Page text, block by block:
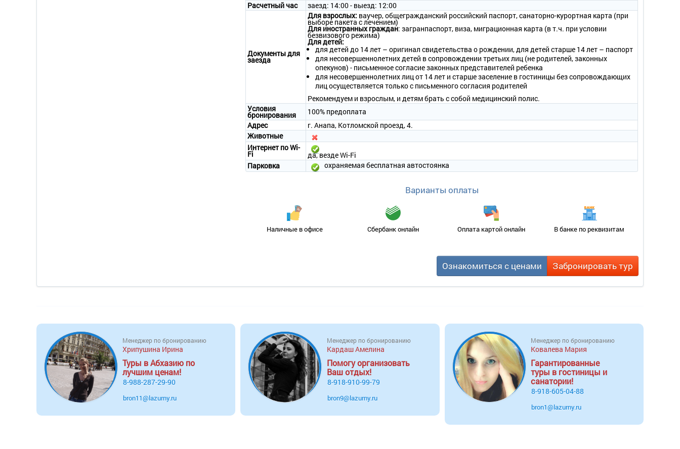
• Оборудование – сплит-система, холодильник, телевизор, сейф, набор посуды для чая.
• Покрытие пола – ламинат/плитка.
• Санузел – умывальник, зеркало, унитаз, душ, полотенца, фен.
- уборка номера – ежедневно;
- смена белья – 1 раз в 3 дня;
- смена полотенец – 1 раз в 3 дня.
2-местный 2-комнатный «Люкс»
• Количество номеров – 3.
• Количество основных мест – 2.
• Дополнительное место – 2 (раскладной диван).
• Площадь – 40 кв.м.
• Балкон – да, с мебелью и сушилкой.
• Мебель – одна двуспальная кровать, прикроватные тумбочки, раскладной диван, шкаф, столик и стулья, зеркало,
туалетный столик в комнате; сушилка, стол, стулья на балконе.
• Оборудование – сплит-система, холодильник, телевизор, сейф, чайник, набор посуды для чая.
• Покрытие пола – ламинат.
- уборка номера – ежедневно;
- смена белья – 1 раз в 3 дня;
- смена полотенец – 1 раз в 3 дня.
Расчетный час
заезд: 14:00 - выезд: 12:00
Документы для
заезда
Для взрослых: ваучер, общегражданский российский паспорт, санаторно-курортная карта (при
выборе пакета с лечением)
Для иностранных граждан: загранпаспорт, виза, миграционная карта (в т.ч. при условии
безвизового режима)
Для детей:
для детей до 14 лет – оригинал свидетельства о рождении, для детей старше 14 лет – паспорт
для несовершеннолетних детей в сопровождении третьих лиц (не родителей, законных
опекунов) - письменное согласие законных представителей ребенка
для несовершеннолетних лиц от 14 лет и старше заселение в гостиницы без сопровождающих
лиц осуществляется только с письменного согласия родителей
Рекомендуем и взрослым, и детям брать с собой медицинский полис.
Условия
бронирования
100% предоплата
Адрес
г. Анапа, Котломской проезд, 4.
Животные
Интернет по Wi-
Fi
да, везде Wi-Fi
Парковка
охраняемая бесплатная автостоянка
Варианты оплаты
Наличные в офисе Сбербанк онлайн Оплата картой онлайн В банке по реквизитам
Ознакомиться с ценами Забронировать тур
Менеджер по бронированию
Хрипушина Ирина
Туры в Абхазию по
лучшим ценам!
8-988-287-29-90
bron11@lazurny.ru
Менеджер по бронированию
Кардаш Амелина
Помогу организовать
Ваш отдых!
8-918-910-99-79
bron9@lazurny.ru
Менеджер по бронированию
Ковалева Мария
Гарантированные
туры в гостиницы и
санатории!
8-918-605-04-88
bron1@lazurny.ru